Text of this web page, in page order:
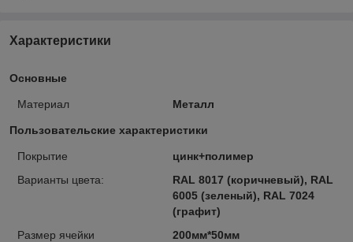
Характеристики
Основные
Материал Металл
Пользовательские характеристики
Покрытие
цинк+полимер
Варианты цвета:
RAL 8017 (коричневый), RAL
6005 (зеленый), RAL 7024
(графит)
Размер ячейки
200мм*50мм